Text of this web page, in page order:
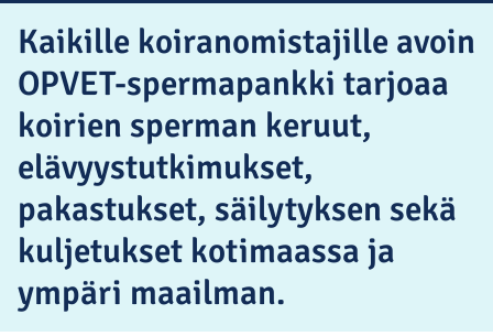
Kaikille koiranomistajille avoin
OPVET-spermapankki tarjoaa
koirien sperman keruut,
elävyystutkimukset,
pakastukset, säilytyksen sekä
kuljetukset kotimaassa ja
ympäri maailman.